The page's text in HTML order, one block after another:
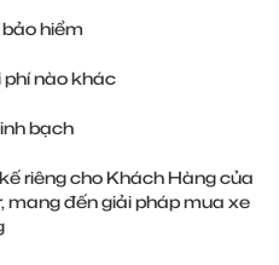
hiểm
phí nào khác
bạch
riêng cho Khách Hàng của
mang đến giải pháp mua xe